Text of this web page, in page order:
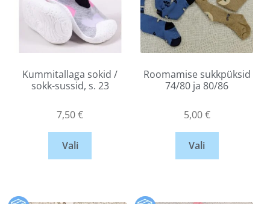
Kummitallaga sokid /
sokk-sussid, s. 23
7,50€
Vali
Roomamise sukkpüksid
74/80 ja 80/86
5,00€
Vali